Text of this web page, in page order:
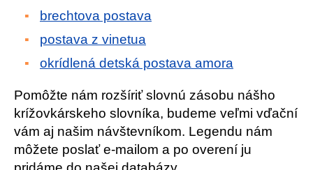
brechtova postava
postava z vinetua
okrídlená detská postava amora
Pomôžte nám rozšíriť slovnú zásobu nášho
krížovkárskeho slovníka, budeme veľmi vďační
vám aj našim návštevníkom. Legendu nám
môžete poslať e-mailom a po overení ju